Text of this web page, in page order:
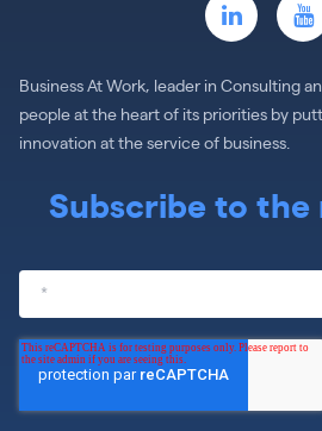
Business At Work, leader in Consulting
people at the heart of its priorities by
innovation at the service of business.
Subscribe to